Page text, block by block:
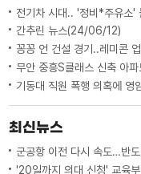
전기차 시대.. '정비*주유소'
간추린 뉴스(24/06/12)
꽁꽁 언 건설 경기..레미콘
무안 중흥S클래스 신축 아
기동대 직원 폭행 의혹에 영
최신뉴스
군공항 이전 다시 속도…반
'20일까지 의대 신청' 교육